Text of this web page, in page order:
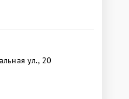
ул., 20